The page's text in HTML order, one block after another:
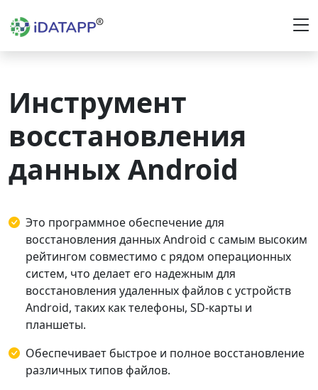
Инструмент
восстановления
данных Android
Это программное обеспечение для
восстановления данных Android с самым высоким
рейтингом совместимо с рядом операционных
систем, что делает его надежным для
восстановления удаленных файлов с устройств
Android, таких как телефоны, SD-карты и
планшеты.
Обеспечивает быстрое и полное восстановление
различных типов файлов.